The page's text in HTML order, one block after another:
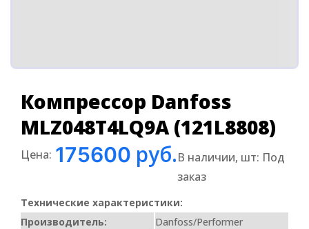
Компрессор Danfoss
MLZ048T4LQ9A (121L8808)
Цена: 175600 руб.В наличии, шт: Под
заказ
Технические характеристики:
Производитель:
Danfoss/Performer